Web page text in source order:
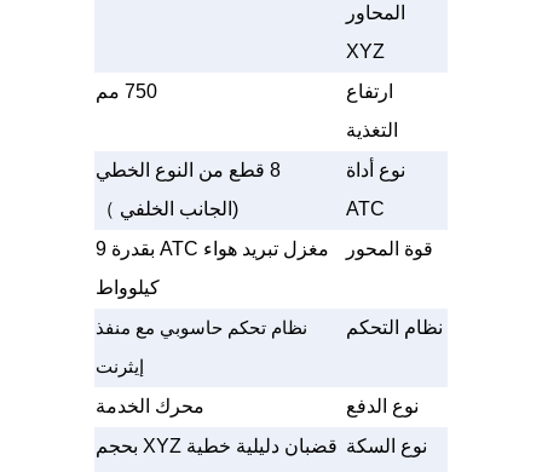
المحاور
XYZ
ارتفاع
التغذية
750 مم
نوع أداة
ATC
8 قطع من النوع الخطي
(الجانب الخلفي ）
قوة المحور
مغزل تبريد هواء ATC بقدرة 9
كيلوواط
نظام التحكم
نظام تحكم حاسوبي مع منفذ
إيثرنت
نوع الدفع
محرك الخدمة
نوع السكة
قضبان دليلية خطية XYZ بحجم